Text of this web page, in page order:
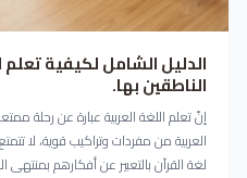
الدليل الشامل لكيفية تعلم
الناطقين بها.
إنّ تعلم اللغة العربية عبارة عن رحلة
العربية من مفردات وتراكيب قوية، لا
لغة القرآن بالتعبير عن أفكارهم